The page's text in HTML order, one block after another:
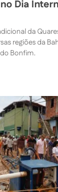
Dia
da
regiões da
Bonfim.